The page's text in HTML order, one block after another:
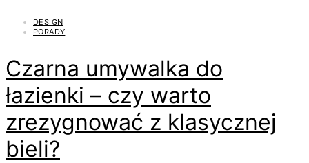
DESIGN
PORADY
Czarna umywalka do
łazienki – czy warto
zrezygnować z klasycznej
bieli?